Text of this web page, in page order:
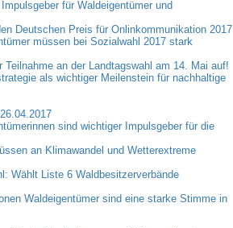
für Waldeigentümer und
Deutschen Preis für Onlinkommunikation 2017
müssen bei Sozialwahl 2017 stark
an der Landtagswahl am 14. Mai auf!
als wichtiger Meilenstein für nachhaltige
sind wichtiger Impulsgeber für die
an Klimawandel und Wetterextreme
Wählt Liste 6 Waldbesitzerverbände
Waldeigentümer sind eine starke Stimme in